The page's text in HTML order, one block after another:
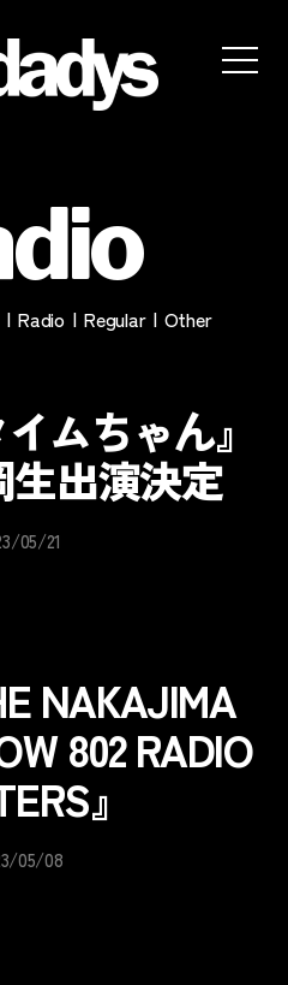
Radio Regular Other
ムちゃん』
出演決定
05/21
NAKAJIMA
802 RADIO
』
05/08